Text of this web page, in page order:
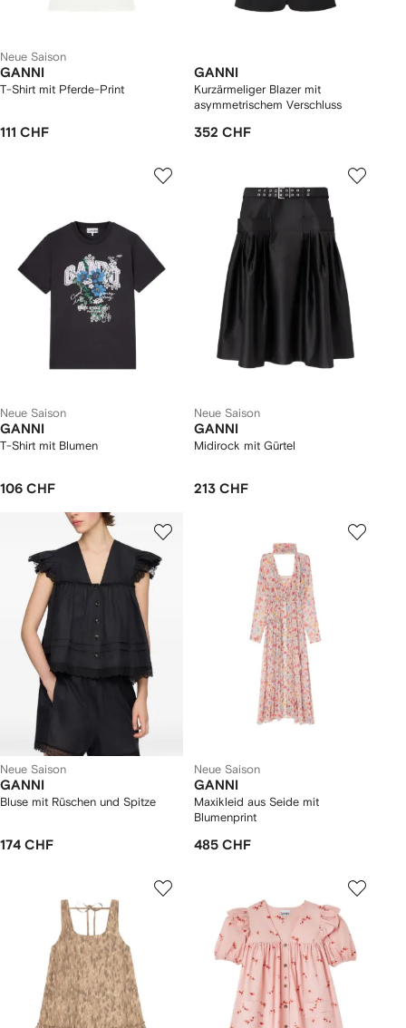
Neue Saison
GANNI
T-Shirt mit Pferde-Print
111 CHF
GANNI
Kurzärmeliger Blazer mit
asymmetrischem Verschluss
352 CHF
Neue Saison
GANNI
T-Shirt mit Blumen
106 CHF
Neue Saison
GANNI
Midirock mit Gürtel
213 CHF
Neue Saison
GANNI
Bluse mit Rüschen und Spitze
174 CHF
Neue Saison
GANNI
Maxikleid aus Seide mit
Blumenprint
485 CHF